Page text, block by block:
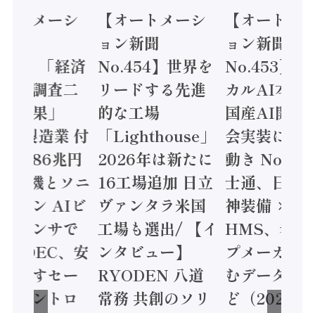
トメーシ
】「経済
態調査二
結果」
年製造業 付
額86兆円
電機とソニ
コン AIビ
センサで
/ IDEC、安
かすセー
コントロ
【オートメーシ
ョン新聞
No.454】世界を
リードする先進
的な工場
「Lighthouse」
2026年は新たに
16工場追加 日立
ヴァンタラ米国
工場も選出/ 【イ
ンタビュー】
RYODEN 八道
常務 共創のソリ
【オートメ
ョン新聞
No.453】フ
カルAI本格
国産AI開発
会実装に活
動き
士通、日立
神装備 ×
HMS、老舗
プメーカー
むデータ活
ど（2026年